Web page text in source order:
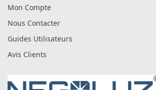
Mon Compte
Nous Contacter
Guides Utilisateurs
Avis Clients